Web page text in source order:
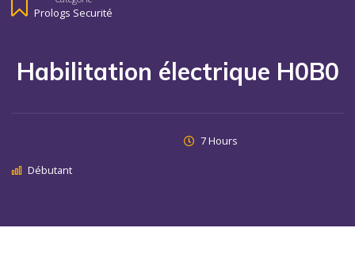
Prologs Securité
Habilitation électrique H0B0
7 Hours
Débutant